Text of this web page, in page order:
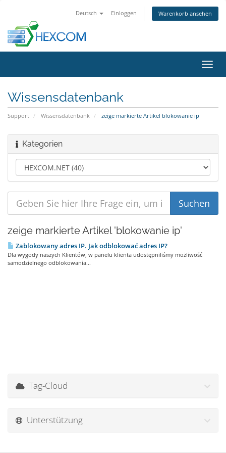
Deutsch Einloggen Warenkorb ansehen
ein-/
Wissensdatenbank
Support Wissensdatenbank zeige markierte Artikel blokowanie ip
Kategorien
zeige markierte Artikel 'blokowanie ip'
Zablokowany adres IP. Jak odblokować adres IP?
Dla wygody naszych Klientów, w panelu klienta udostępniliśmy możliwość
samodzielnego odblokowania...
Tag-Cloud
Unterstützung